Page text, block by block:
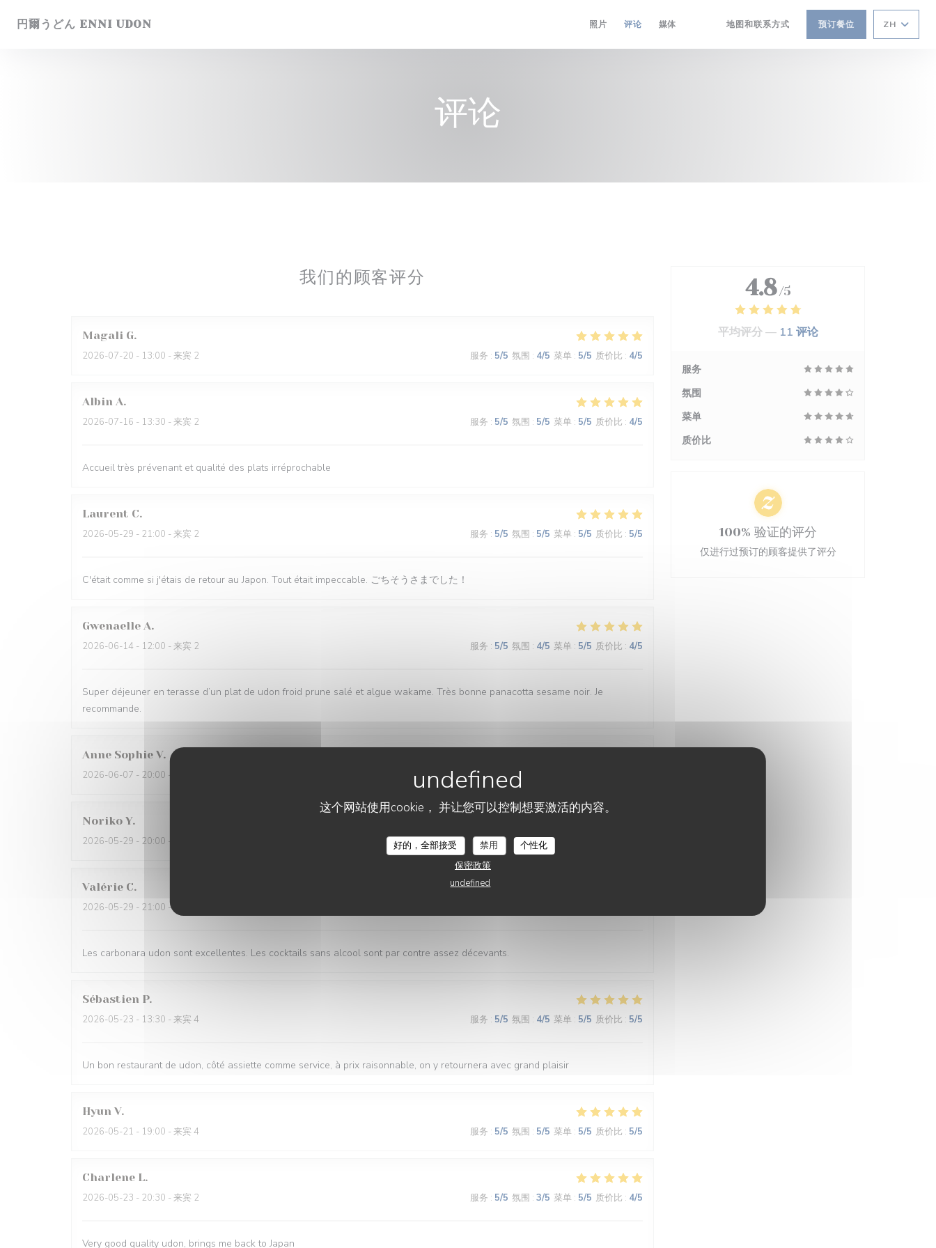
这个网站使用cookie， 并让您可以控制想要激活的内容。
好的，全部接受 禁用
个性化
保密政策
undefined
円爾うどん ENNI UDON 照片 评论 媒体
((在新窗口中打开))
((在新窗口中打开))
地图和联系方式 预订餐位 ZH
评论
我们的顾客评分
Magali G
2026-07-20 - 13:00 - 来宾 2 服务 : 5/5 氛围 : 4/5 菜单 : 5/5 质价比 : 4/5
Albin A
2026-07-16 - 13:30 - 来宾 2 服务 : 5/5 氛围 : 5/5 菜单 : 5/5 质价比 : 4/5
Accueil très prévenant et qualité des plats irréprochable
Laurent C
2026-05-29 - 21:00 - 来宾 2 服务 : 5/5 氛围 : 5/5 菜单 : 5/5 质价比 : 5/5
C'était comme si j'étais de retour au Japon. Tout était impeccable. ごちそうさまでした！
Gwenaelle A
2026-06-14 - 12:00 - 来宾 2 服务 : 5/5 氛围 : 4/5 菜单 : 5/5 质价比 : 4/5
Super déjeuner en terasse d’un plat de udon froid prune salé et algue wakame. Très bonne panacotta sesame noir. Je
recommande.
Anne Sophie V
2026-06-07 - 20:00 - 来宾 5 服务: 4/5 氛围
Noriko Y
2026-05-29 - 20:00 - 来宾 2 服务:4/5 氛围:4/5 菜单
Valérie C
2026-05-29 - 21:00 - 来宾 4
Les carbonara udon sont excellentes. Les cocktails sans alcool sont par contre assez décevants.
Sébastien P
2026-05-23 - 13:30 - 来宾 4 服务 : 5/5 氛围 : 4/5 菜单 : 5/5 质价比 : 5/5
Un bon restaurant de udon, côté assiette comme service, à prix raisonnable, on y retournera avec grand plaisir
Hyun V
2026-05-21 - 19:00 - 来宾 4 服务 : 5/5 氛围 : 5/5 菜单 : 5/5 质价比 : 5/5
Charlene L
2026-05-23 - 20:30 - 来宾 2 服务 : 5/5 氛围 : 3/5 菜单 : 5/5 质价比 : 4/5
Very good quality udon, brings me back to Japan
4.8 /5
平均评分 — 11 评论
服务
氛围
菜单
质价比
100% 验证的评分
仅进行过预订的顾客提供了评分